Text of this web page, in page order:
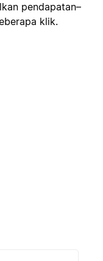
pendapatan–
klik.